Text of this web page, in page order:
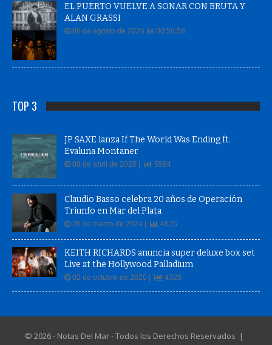
EL PUERTO VUELVE A SONAR CON BRUTA Y
ALAN GRASSI
06 de agosto de 2026 às 00:56:58
TOP 3
JP SAXE lanza If The World Was Ending ft.
Evaluna Montaner
08 de abril de 2020 | 5594
Claudio Basso celebra 20 años de Operación
Triunfo en Mar del Plata
26 de marzo de 2024 | 4625
KEITH RICHARDS anuncia super deluxe box set
Live at the Hollywood Palladium
02 de octubre de 2020 | 4320
© 2026 - Notas Del Mar - Todos los Derechos Reservados |